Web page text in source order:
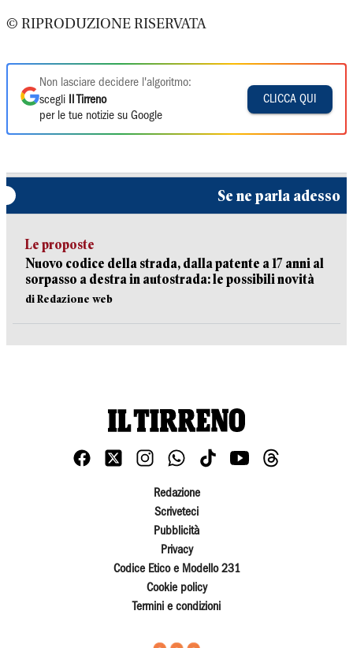
© RIPRODUZIONE RISERVATA
Non lasciare decidere l'algoritmo:
scegli
Il Tirreno
per le tue notizie su Google
CLICCA QUI
Se ne parla adesso
Le proposte
Nuovo codice della strada, dalla patente a 17 anni al
sorpasso a destra in autostrada: le possibili novità
di Redazione web
Redazione
Scriveteci
Pubblicità
Privacy
Codice Etico e Modello 231
Cookie policy
Termini e condizioni